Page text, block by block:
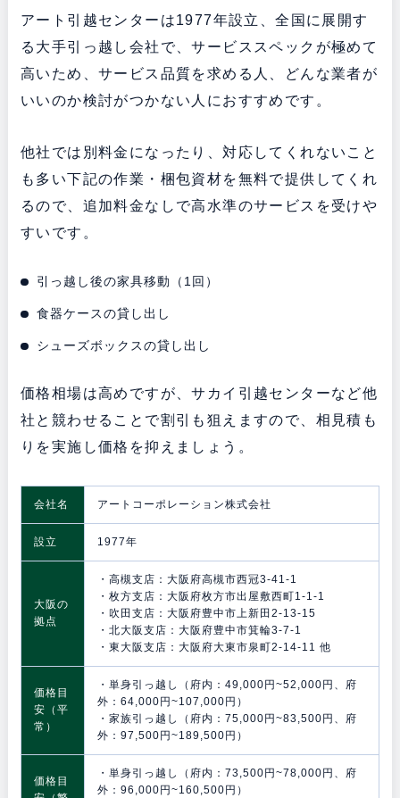
アート引越センターは1977年設立、全国に展開す
る大手引っ越し会社で、サービススペックが極めて
高いため、サービス品質を求める人、どんな業者が
いいのか検討がつかない人におすすめです。
他社では別料金になったり、対応してくれないこと
も多い下記の作業・梱包資材を無料で提供してくれ
るので、追加料金なしで高水準のサービスを受けや
すいです。
引っ越し後の家具移動（1回）
食器ケースの貸し出し
シューズボックスの貸し出し
価格相場は高めですが、サカイ引越センターなど他
社と競わせることで割引も狙えますので、相見積も
りを実施し価格を抑えましょう。
会社名 アートコーポレーション株式会社
設立 1977年
大阪の
拠点
・高槻支店：大阪府高槻市西冠3-41-1
・枚方支店：大阪府枚方市出屋敷西町1-1-1
・吹田支店：大阪府豊中市上新田2-13-15
・北大阪支店：大阪府豊中市箕輪3-7-1
・東大阪支店：大阪府大東市泉町2-14-11 他
価格目
安（平
常）
・単身引っ越し（府内：49,000円~52,000円、府
外：64,000円~107,000円）
・家族引っ越し（府内：75,000円~83,500円、府
外：97,500円~189,500円）
価格目
・単身引っ越し（府内：73,500円~78,000円、府
外：96,000円~160,500円）